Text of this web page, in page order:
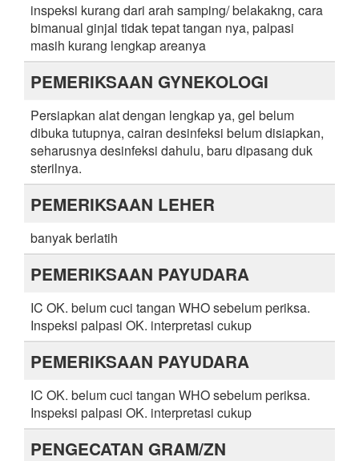
inspeksi kurang dari arah samping/ belakakng, cara
bimanual ginjal tidak tepat tangan nya, palpasi
masih kurang lengkap areanya
PEMERIKSAAN GYNEKOLOGI
Persiapkan alat dengan lengkap ya, gel belum
dibuka tutupnya, cairan desinfeksi belum disiapkan,
seharusnya desinfeksi dahulu, baru dipasang duk
sterilnya.
PEMERIKSAAN LEHER
banyak berlatih
PEMERIKSAAN PAYUDARA
IC OK. belum cuci tangan WHO sebelum periksa.
Inspeksi palpasi OK. interpretasi cukup
PEMERIKSAAN PAYUDARA
IC OK. belum cuci tangan WHO sebelum periksa.
Inspeksi palpasi OK. interpretasi cukup
PENGECATAN GRAM/ZN